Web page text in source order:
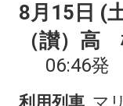
8月15日 (
（讃）高
06:46発